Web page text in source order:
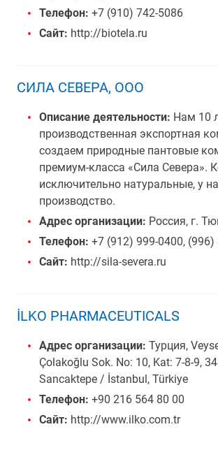
Телефон: +7 (910) 742-5086
Сайт: http://biotela.ru
СИЛА СЕВЕРА, ООО
Описание деятельности: Нам 10
производственная экспортная
создаем природные пантовые
премиум-класса «Сила Севера».
исключительно натуральные, у
производство.
Адрес организации: Россия, г.
Телефон: +7 (912) 999-0400, (996)
Сайт: http://sila-severa.ru
İLKO PHARMACEUTICALS
Адрес организации: Турция,
Çolakoğlu Sok. No: 10, Kat: 7-8-9,
Sancaktepe / İstanbul, Türkiye
Телефон: +90 216 564 80 00
Сайт: http://www.ilko.com.tr